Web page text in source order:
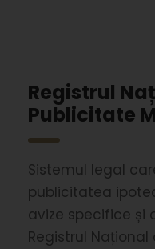
Registrul
Publicitate
Sistemul legal
publicitatea
avize specifice și
Registrul